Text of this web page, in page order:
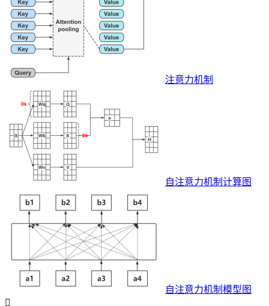
注意力机制
自注意力机制计算图
自注意力机制模型图
